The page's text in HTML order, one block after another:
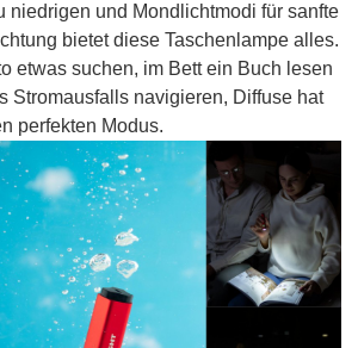
niedrigen und Mondlichtmodi für sanfte
bietet diese Taschenlampe alles.
etwas suchen, im Bett ein Buch lesen
Stromausfalls navigieren, Diffuse hat
perfekten Modus.